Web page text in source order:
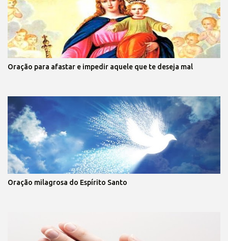
Oração para afastar e impedir aquele que te deseja mal
Oração milagrosa do Espírito Santo